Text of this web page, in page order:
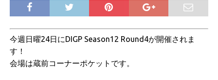
今週日曜24日にDIGP Season12 Round4が開催されま
す！
会場は蔵前コーナーポケットです。